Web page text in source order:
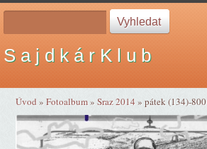
S a j d k á r K l u b
Úvod »Fotoalbum»Sraz 2014»pátek (134)-800